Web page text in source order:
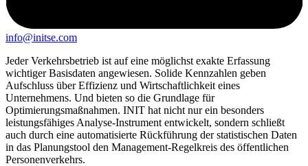
info@initse.com
Jeder Verkehrsbetrieb ist auf eine möglichst exakte Erfassung
wichtiger Basisdaten angewiesen. Solide Kennzahlen geben
Aufschluss über Effizienz und Wirtschaftlichkeit eines
Unternehmens. Und bieten so die Grundlage für
Optimierungsmaßnahmen. INIT hat nicht nur ein besonders
leistungsfähiges Analyse-Instrument entwickelt, sondern schließt
auch durch eine automatisierte Rückführung der statistischen Daten
in das Planungstool den Management-Regelkreis des öffentlichen
Personenverkehrs.